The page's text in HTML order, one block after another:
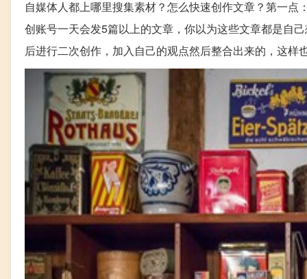
自媒体人都上哪里搜集素材？怎么快速创作文章？第一
创账号一天会发5篇以上的文章，你以为这些文章都是自
后进行二次创作，加入自己的观点然后整合出来的，这样